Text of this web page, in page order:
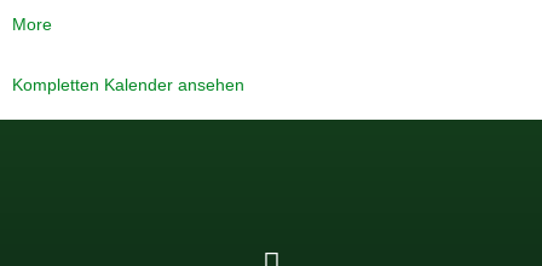
More
Kompletten Kalender ansehen